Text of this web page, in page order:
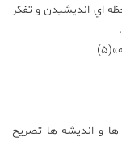
اي انديشيدن و تفكر
ها و انديشه ها تصريح